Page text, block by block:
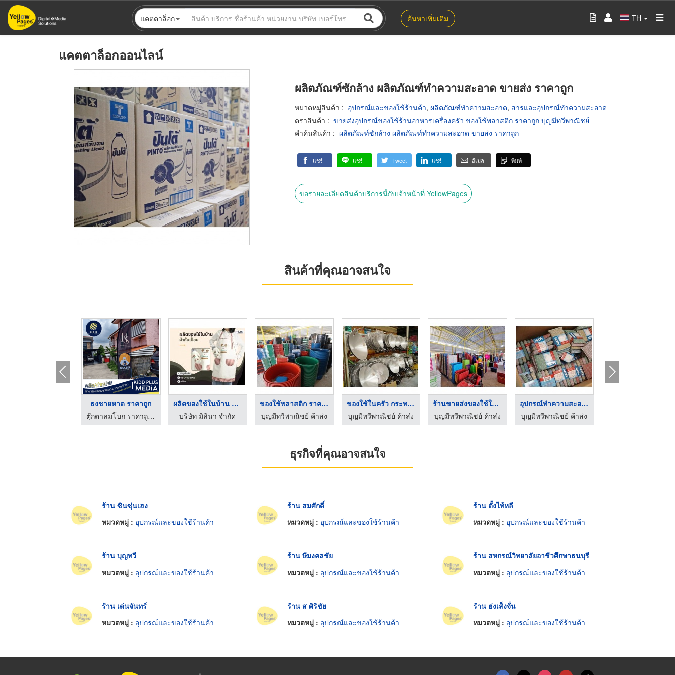
ข้าม
ไป
แคตตาล็อก ค้นหาเพิ่มเติม TH
แคตตาล็อกออนไลน์
ผลิตภัณฑ์ซักล้าง ผลิตภัณฑ์ทำความสะอาด ขายส่ง ราคาถูก
หมวดหมู่สินค้า : อุปกรณ์และของใช้ร้านค้า, ผลิตภัณฑ์ทำความสะอาด, สารและอุปกรณ์ทำความสะอาด
ตราสินค้า : ขายส่งอุปกรณ์ของใช้ร้านอาหารเครื่องครัว ของใช้พลาสติก ราคาถูก บุญมีทวีพาณิชย์
คำค้นสินค้า : ผลิตภัณฑ์ซักล้าง ผลิตภัณฑ์ทำความสะอาด ขายส่ง ราคาถูก
แชร์ แชร์ Tweet แชร์ อีเมล พิมพ์
ขอรายละเอียดสินค้าบริการนี้กับเจ้าหน้าที่ YellowPages
สินค้าที่คุณอาจสนใจ
ธงชายหาด ราคาถูก
ตุ๊กตาลมโบก ราคาถูก - คิดดี พลัส มีเดีย
ผลิตของใช้ในบ้าน ผ้า ...
บริษัท มิลินา จำกัด
ของใช้พลาสติก ราคาถู ...
บุญมีทวีพาณิชย์ ค้าส่ง
ของใช้ในครัว กระทะ ถ ...
บุญมีทวีพาณิชย์ ค้าส่ง
ร้านขายส่งของใช้ในบ้ ...
บุญมีทวีพาณิชย์ ค้าส่ง
อุปกรณ์ทำความสะอาด ไ ...
บุญมีทวีพาณิชย์ ค้าส่ง
ธุรกิจที่คุณอาจสนใจ
ร้าน ซินซุ่นเฮง
หมวดหมู่ : อุปกรณ์และของใช้ร้านค้า
ร้าน สมศักดิ์
หมวดหมู่ : อุปกรณ์และของใช้ร้านค้า
ร้าน ตั้งไท้หลี
หมวดหมู่ : อุปกรณ์และของใช้ร้านค้า
ร้าน บุญทวี
หมวดหมู่ : อุปกรณ์และของใช้ร้านค้า
ร้าน ษีมงคลชัย
หมวดหมู่ : อุปกรณ์และของใช้ร้านค้า
ร้าน สหกรณ์วิทยาลัยอาชีวศึกษาธนบุรี
หมวดหมู่ : อุปกรณ์และของใช้ร้านค้า
ร้าน เด่นจันทร์
หมวดหมู่ : อุปกรณ์และของใช้ร้านค้า
ร้าน ส ศิริชัย
หมวดหมู่ : อุปกรณ์และของใช้ร้านค้า
ร้าน ฮ่งเส็งจั่น
หมวดหมู่ : อุปกรณ์และของใช้ร้านค้า